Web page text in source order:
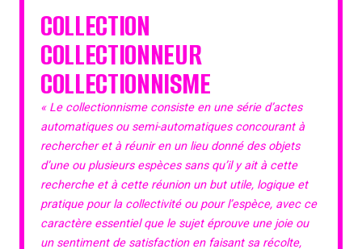
COLLECTION
COLLECTIONNEUR
COLLECTIONNISME
« Le collectionnisme consiste en une série d’actes
automatiques ou semi-automatiques concourant à
rechercher et à réunir en un lieu donné des objets
d’une ou plusieurs espèces sans qu’il y ait à cette
recherche et à cette réunion un but utile, logique et
pratique pour la collectivité ou pour l’espèce, avec ce
caractère essentiel que le sujet éprouve une joie ou
un sentiment de satisfaction en faisant sa récolte,